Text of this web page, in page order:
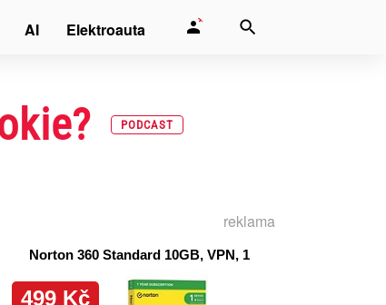
PODCAST
reklama
AI Elektroauta